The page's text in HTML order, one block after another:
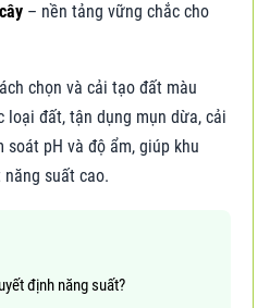
– nền tảng vững chắc cho
chọn và cải tạo đất màu
loại đất, tận dụng mụn dừa, cải
pH và độ ẩm, giúp khu
suất cao.
định năng suất?